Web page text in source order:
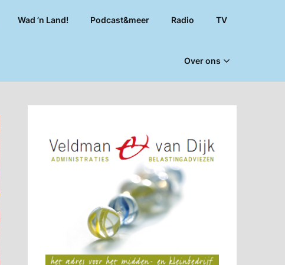
Wad ’n Land! Podcast&meer Radio TV
Over ons